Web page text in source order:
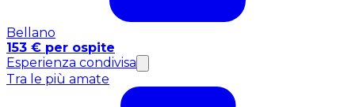
Bellano
153 € per ospite
Esperienza condivisa
Tra le più amate